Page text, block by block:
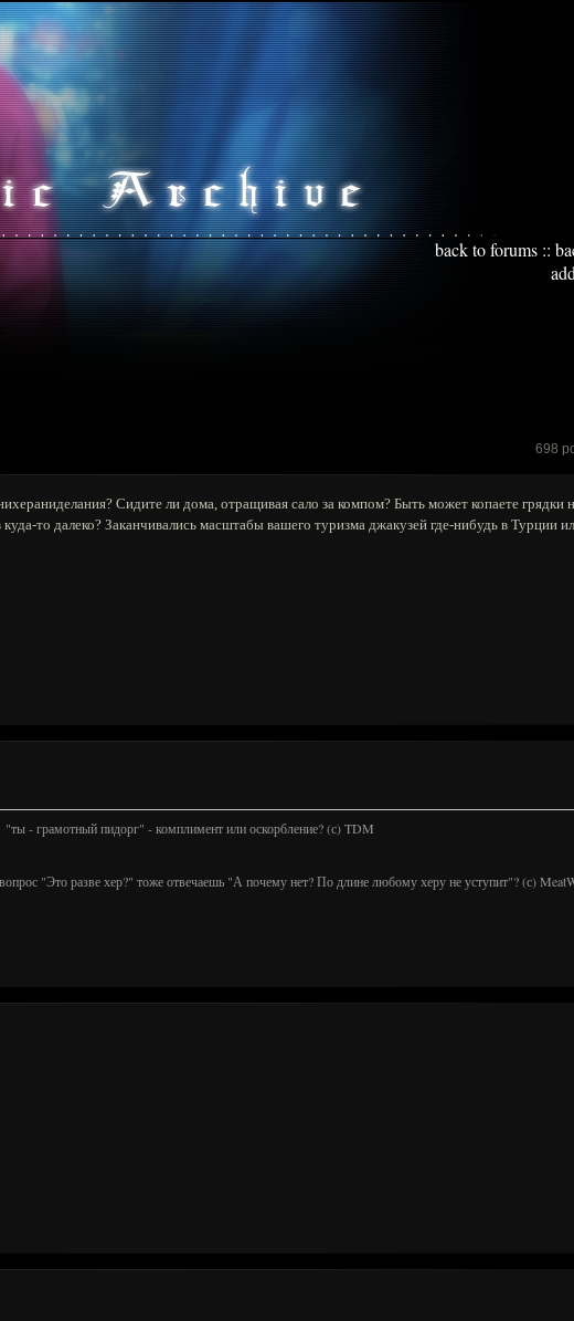
back to forums ::
698
Сидите ли дома, отращивая сало за компом? Быть может копаете грядки
то далеко? Заканчивались масштабы вашего туризма джакузей где-нибудь в Турции
"ты - грамотный пидорг" - комплимент или оскорбление? (с) TDM
"Это разве хер?" тоже отвечаешь "А почему нет? По длине любому херу не уступит"? (с)